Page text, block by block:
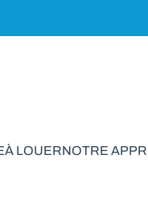
À LOUERNOTRE